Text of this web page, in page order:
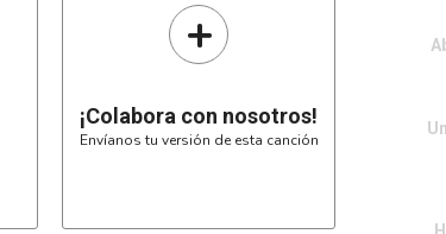
+
¡Colabora con nosotros!
Envíanos tu versión de esta canción